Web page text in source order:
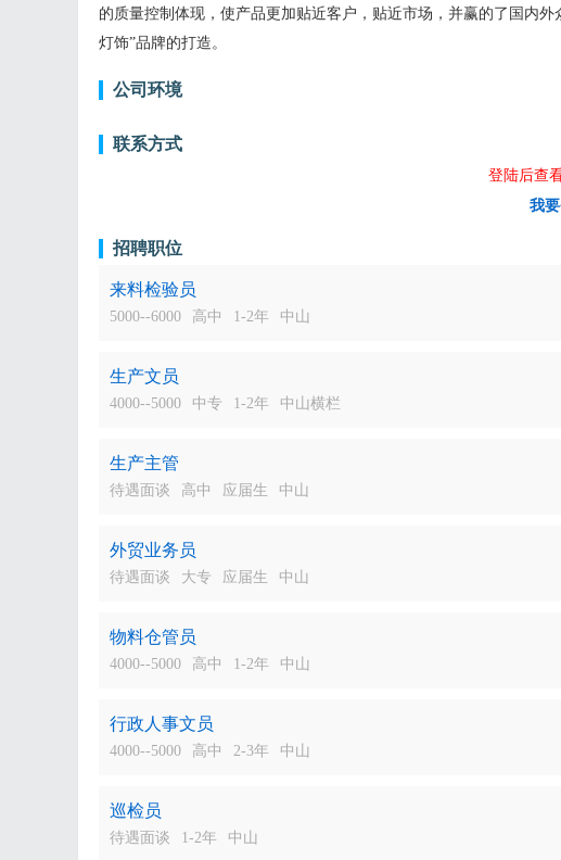
的质量控制体现，使产品更加贴近客户，贴近市场，并赢的了国内
灯饰”品牌的打造。
公司环境
联系方式
登陆后查
我
招聘职位
来料检验员
5000--6000
高中 1-2年 中山
生产文员
4000--5000
中专 1-2年 中山横栏
生产主管
待遇面谈
高中 应届生 中山
外贸业务员
待遇面谈
大专 应届生 中山
物料仓管员
4000--5000
高中 1-2年 中山
行政人事文员
4000--5000
高中 2-3年 中山
巡检员
待遇面谈
1-2年 中山